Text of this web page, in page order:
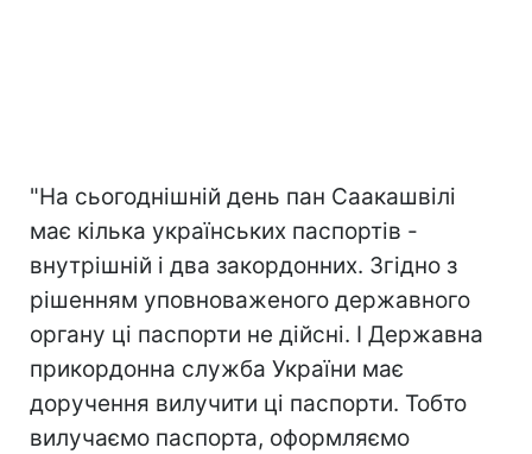
"На сьогоднішній день пан Саакашвілі
має кілька українських паспортів -
внутрішній і два закордонних. Згідно з
рішенням уповноваженого державного
органу ці паспорти не дійсні. І Державна
прикордонна служба України має
доручення вилучити ці паспорти. Тобто
вилучаємо паспорта, оформляємо